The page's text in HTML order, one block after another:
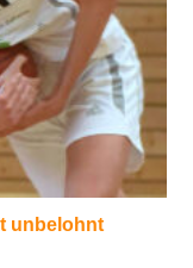
unbelohnt